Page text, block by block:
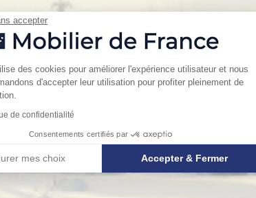
accepter
de Gestion du
des cookies pour améliorer l'expérience utilisateur et nous
d'accepter leur utilisation pour profiter pleinement de
de confidentialité
Consentements certifiés par
mes choix Accepter & Fermer
Axeptio consent